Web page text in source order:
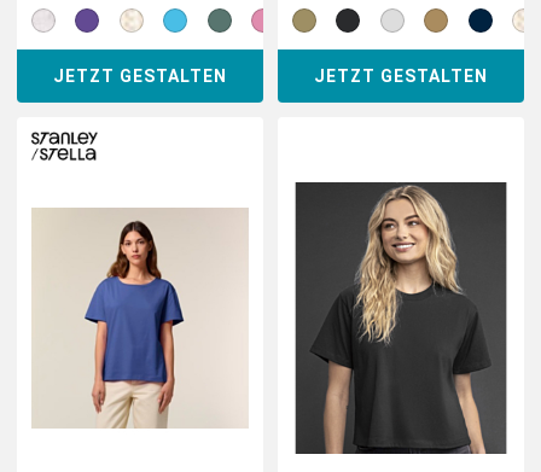
JETZT GESTALTEN JETZT GESTALTEN